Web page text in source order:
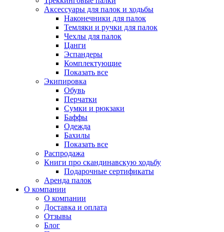
Аксессуары для палок и ходьбы
Наконечники для палок
Темляки и ручки для палок
Чехлы для палок
Цанги
Эспандеры
Комплектующие
Показать все
Экипировка
Обувь
Перчатки
Сумки и рюкзаки
Баффы
Одежда
Бахилы
Показать все
Распродажа
Книги про скандинавскую ходьбу
Подарочные сертификаты
Аренда палок
О компании
О компании
Доставка и оплата
Отзывы
Блог